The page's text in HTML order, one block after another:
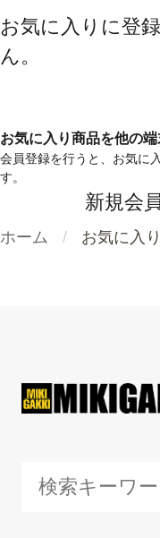
お気に入りに登
ん。
お気に入り商品を他の
会員登録を行うと、お気に
す。
新規会
ホーム お気に入り